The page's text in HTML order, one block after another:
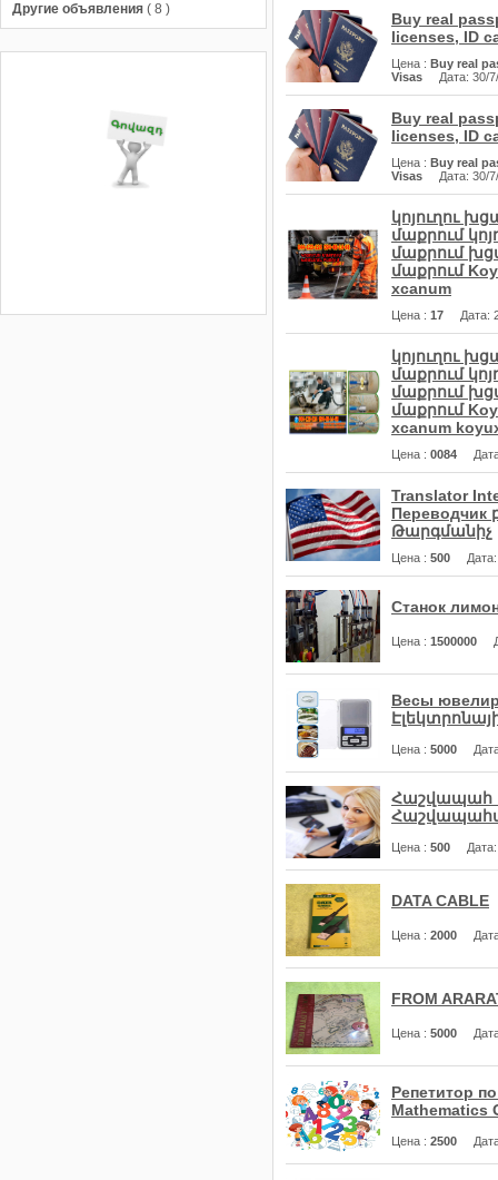
Другие объявления ( 8 )
Buy real
licenses, ID
Цена : Buy real
Visas
Дата: 30/
Buy real
licenses, ID
Цена : Buy real
Visas
Дата: 30/
կոյուղու
մաքրում
մաքրում
մաքրում
xcanum
Цена : 17 Дата:
կոյուղու
մաքրում
մաքրում
մաքրում
xcanum
Цена : 0084
Translator
Թարգմանիչ
Цена : 500 Дата
Станок
Цена : 1500000
Весы
Цена : 5000
Հաշվապահ
Цена : 500 Дата
DATA CABLE
Цена : 2000
FROM
Цена : 5000
Репетитор
Цена : 2500